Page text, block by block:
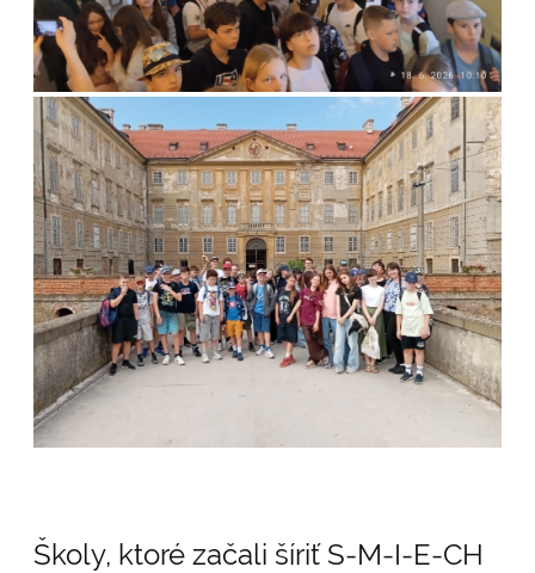
Školy, ktoré začali šíriť S-M-I-E-CH